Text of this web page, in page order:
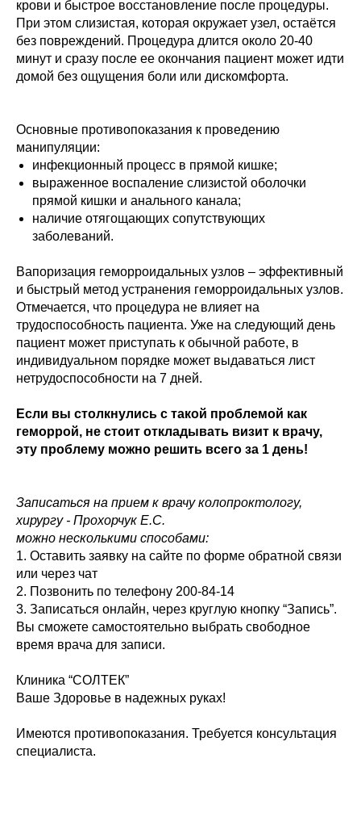
крови и быстрое восстановление после процедуры.
При этом слизистая, которая окружает узел, остаётся
без повреждений. Процедура длится около 20-40
минут и сразу после ее окончания пациент может идти
домой без ощущения боли или дискомфорта.
Основные противопоказания к проведению
манипуляции:
инфекционный процесс в прямой кишке;
выраженное воспаление слизистой оболочки
прямой кишки и анального канала;
наличие отягощающих сопутствующих
заболеваний.
Вапоризация геморроидальных узлов – эффективный
и быстрый метод устранения геморроидальных узлов.
Отмечается, что процедура не влияет на
трудоспособность пациента. Уже на следующий день
пациент может приступать к обычной работе, в
индивидуальном порядке может выдаваться лист
нетрудоспособности на 7 дней.
Если вы столкнулись с такой проблемой как
геморрой, не стоит откладывать визит к врачу,
эту проблему можно решить всего за 1 день!
Записаться на прием к врачу колопроктологу,
хирургу - Прохорчук Е.С.
можно несколькими способами:
1. Оставить заявку на сайте по форме обратной связи
или через чат
2. Позвонить по телефону 200-84-14
3. Записаться онлайн, через круглую кнопку “Запись”.
Вы сможете самостоятельно выбрать свободное
время врача для записи.
Клиника “СОЛТЕК”
Ваше Здоровье в надежных руках!
Имеются противопоказания. Требуется консультация
специалиста.